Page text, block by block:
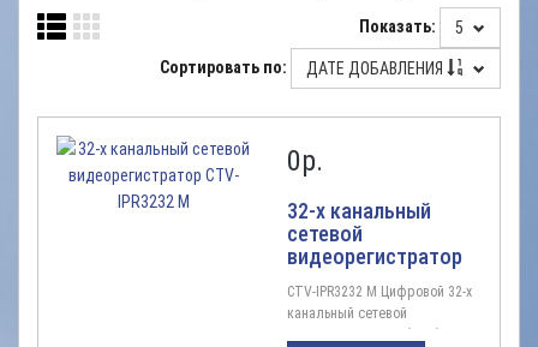
НАШИ
Показать: 5
Сортировать по: ДАТЕ ДОБАВЛЕНИЯ
0р.
32-х канальный
сетевой
видеорегистратор
CTV-IPR3232 M
CTV-IPR3232 M Цифровой 32-x
канальный сетевой